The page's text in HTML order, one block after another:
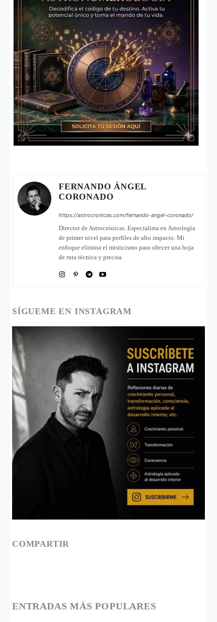
FERNANDO ÁNGEL
CORONADO
https://astrocronicas.com/fernando-angel-coronado/
Director de Astrocrónicas. Especialista en Astrología
de primer nivel para perfiles de alto impacto. Mi
enfoque elimina el misticismo para ofrecer una hoja
de ruta técnica y precisa.
SÍGUEME EN INSTAGRAM
COMPARTIR
ENTRADAS MÁS POPULARES